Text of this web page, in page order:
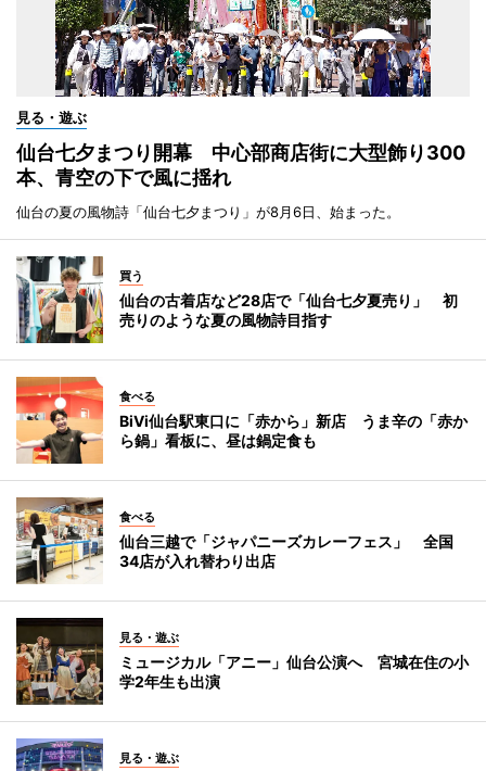
見る・遊ぶ
仙台七夕まつり開幕 中心部商店街に大型飾り300
本、青空の下で風に揺れ
仙台の夏の風物詩「仙台七夕まつり」が8月6日、始まった。
買う
仙台の古着店など28店で「仙台七夕夏売り」 初
売りのような夏の風物詩目指す
食べる
BiVi仙台駅東口に「赤から」新店 うま辛の「赤か
ら鍋」看板に、昼は鍋定食も
食べる
仙台三越で「ジャパニーズカレーフェス」 全国
34店が入れ替わり出店
見る・遊ぶ
ミュージカル「アニー」仙台公演へ 宮城在住の小
学2年生も出演
見る・遊ぶ